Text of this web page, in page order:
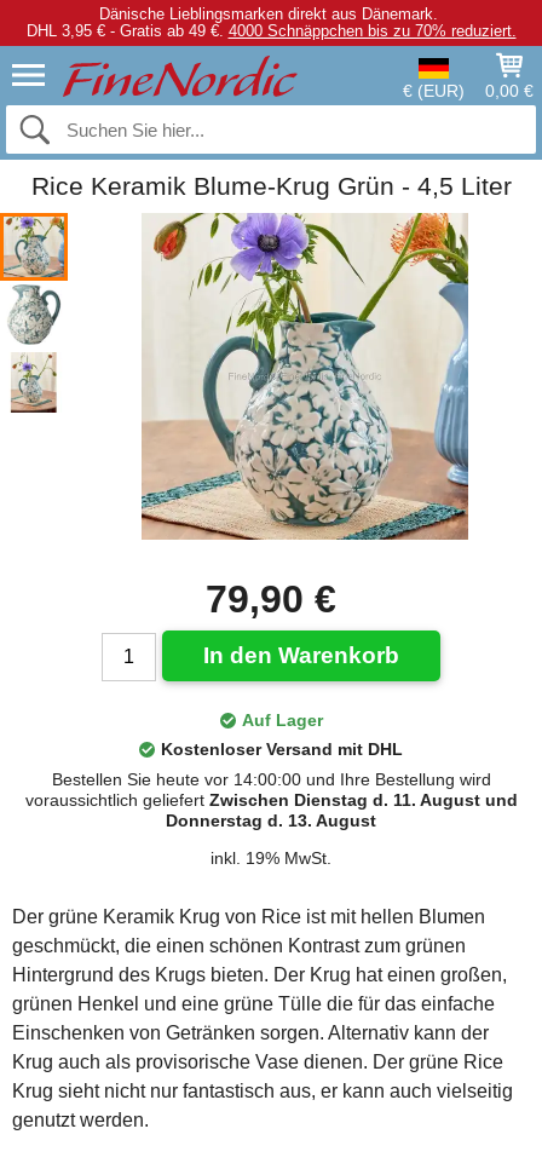
Dänische Lieblingsmarken direkt aus Dänemark.
DHL 3,95 € - Gratis ab 49 €. 4000 Schnäppchen bis zu 70% reduziert.
€ (EUR) 0,00 €
Rice Keramik Blume-Krug Grün - 4,5 Liter
79,90 €
In den Warenkorb
Auf Lager
Kostenloser Versand mit DHL
Bestellen Sie heute vor 14:00:00 und Ihre Bestellung wird
voraussichtlich geliefert Zwischen Dienstag d. 11. August und
Donnerstag d. 13. August
inkl. 19% MwSt.
Der grüne Keramik Krug von Rice ist mit hellen Blumen
geschmückt, die einen schönen Kontrast zum grünen
Hintergrund des Krugs bieten. Der Krug hat einen großen,
grünen Henkel und eine grüne Tülle die für das einfache
Einschenken von Getränken sorgen. Alternativ kann der
Krug auch als provisorische Vase dienen. Der grüne Rice
Krug sieht nicht nur fantastisch aus, er kann auch vielseitig
genutzt werden.